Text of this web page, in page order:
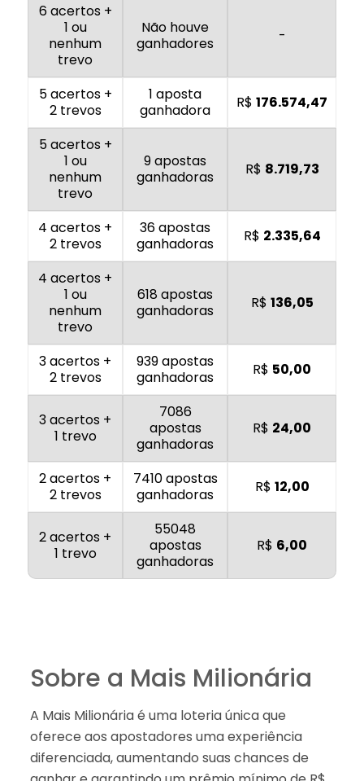
6 acertos +
1 ou
nenhum
trevo
Não houve
ganhadores
-
5 acertos +
2 trevos
1 aposta
ganhadora
R$ 176.574,47
5 acertos +
1 ou
nenhum
trevo
9 apostas
ganhadoras
R$ 8.719,73
4 acertos +
2 trevos
36 apostas
ganhadoras
R$ 2.335,64
4 acertos +
1 ou
nenhum
trevo
618 apostas
ganhadoras
R$ 136,05
3 acertos +
2 trevos
939 apostas
ganhadoras
R$ 50,00
3 acertos +
1 trevo
7086
apostas
ganhadoras
R$ 24,00
2 acertos +
2 trevos
7410 apostas
ganhadoras
R$ 12,00
2 acertos +
1 trevo
55048
apostas
ganhadoras
R$ 6,00
Sobre a Mais Milionária
A Mais Milionária é uma loteria única que
oferece aos apostadores uma experiência
diferenciada, aumentando suas chances de